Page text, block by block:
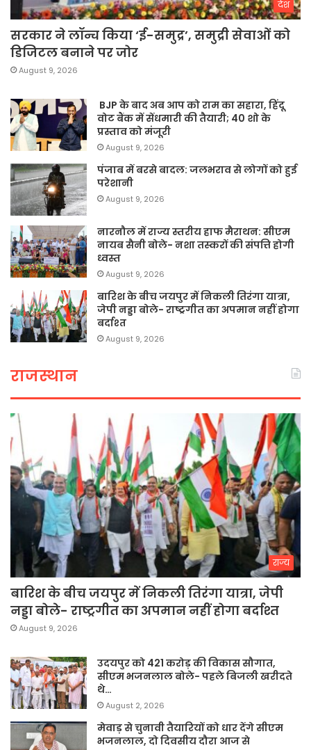
देश
सरकार ने लॉन्च किया ‘ई-समुद्र’, समुद्री सेवाओं को
डिजिटल बनाने पर जोर
August 9, 2026
BJP के बाद अब आप को राम का सहारा, हिंदू
वोट बैंक में सेंधमारी की तैयारी; 40 शो के
प्रस्ताव को मंजूरी
August 9, 2026
पंजाब में बरसे बादल: जलभराव से लोगों को हुई
परेशानी
August 9, 2026
नारनौल में राज्य स्तरीय हाफ मैराथन: सीएम
नायब सैनी बोले- नशा तस्करों की संपत्ति होगी
ध्वस्त
August 9, 2026
बारिश के बीच जयपुर में निकली तिरंगा यात्रा,
जेपी नड्डा बोले- राष्ट्रगीत का अपमान नहीं होगा
बर्दाश्त
August 9, 2026
राजस्थान
राज्य
बारिश के बीच जयपुर में निकली तिरंगा यात्रा, जेपी
नड्डा बोले- राष्ट्रगीत का अपमान नहीं होगा बर्दाश्त
August 9, 2026
उदयपुर को 421 करोड़ की विकास सौगात,
सीएम भजनलाल बोले- पहले बिजली खरीदते
थे…
August 2, 2026
मेवाड़ से चुनावी तैयारियों को धार देंगे सीएम
भजनलाल, दो दिवसीय दौरा आज से